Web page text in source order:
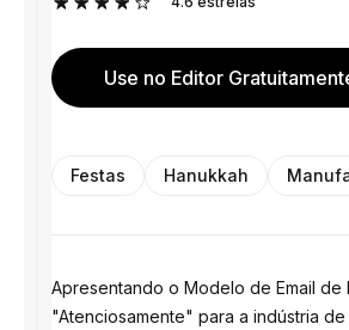
Use no Editor
Festas Hanukkah
Apresentando o Modelo de Email de
"Atenciosamente" para a indústria de